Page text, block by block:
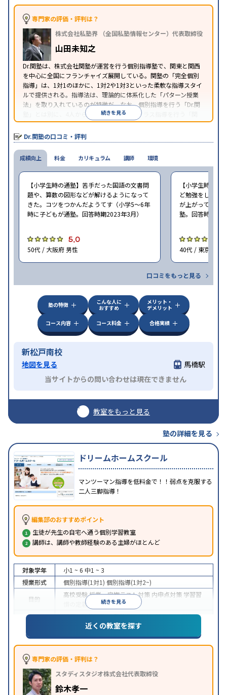
特徴
中高一貫校生に対応授業の振替可能不登校生に対
応
1科目から受講可能
障害の子どもに対応
※2023年3月調査。小学校高学年の個別指導塾アンケート調査方法を参
専門家の評価・評判は？
株式会社私塾界 （全国私塾情報センター）代表取締役
山田未知之
Dr.関塾は、株式会社関塾が運営を行う個別指導塾で、関東と関西
を中心に全国にフランチャイズ展開している。関塾の「完全個別
指導」は、1対1のほかに、1対2や1対3といった柔軟な指導スタイ
ルで提供される。指導法は、理論的に体系化した「パターン授業
法」を取り入れているのが特徴だ。なお、個別指導を行う「Dr.関
塾」とは別に、4人から12人前後の少人数クラス指導を行う「関
塾」がある。
続きを見る
Dr.関塾の口コミ・評判
成績向上
【小学生時の通塾】苦手だった国語の文書問
題や、算数の図形などが解けるようになって
きた。コツをつかんだようてす（小学5〜6年
時に子どもが通塾。回答時期2023年3月）
5.0
50代 / 大阪府 男性
【小学生時の通
ど勉強をしなか
が上がってまし
塾。回答時期
40代 / 東京都 女
口コミをもっと見る
料金 カリキュラム 講師 環境
塾の特徴
こんな人に
おすすめ
メリット・
デメリット
コース内容
コース料金 合格実績
新松戸南校
地図を見る
馬橋駅
当サイトからの問い合わせは現在できません
教室をもっと見る
塾の詳細を見る
ドリームホームスクール
マンツーマン指導を低料金で！！弱点を克服する
二人三脚指導！
編集部のおすすめポイント
生徒が先生の自宅へ通う個別学習教室
講師は、講師や教師経験のある主婦がほとんど
続きを見る
対象学年 小1 ~ 6 中1 ~ 3
授業形式
個別指導(1対1) 個別指導(1対2~)
目的
高校受験授業・定期テスト対策 内申点対策 学習習
慣の定着
授業の振替可能不登校生に対応1科目から受講可能
季節講習のみの受講可
近くの教室を探す
専門家の評価・評判は？
スタディスタジオ株式会社代表取締役
鈴木孝一